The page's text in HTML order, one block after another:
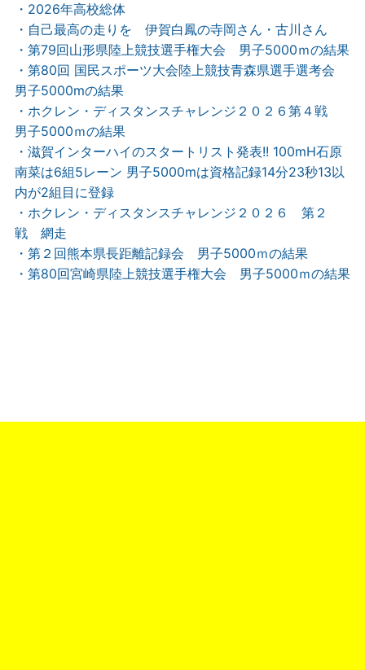
・2026年高校総体
・自己最高の走りを 伊賀白鳳の寺岡さん・古川さん
・第79回山形県陸上競技選手権大会 男子5000ｍの結果
・第80回 国民スポーツ大会陸上競技青森県選手選考会
男子5000mの結果
・ホクレン・ディスタンスチャレンジ２０２６第４戦
男子5000ｍの結果
・滋賀インターハイのスタートリスト発表!! 100mH石原
南菜は6組5レーン 男子5000mは資格記録14分23秒13以
内が2組目に登録
・ホクレン・ディスタンスチャレンジ２０２６ 第２
戦 網走
・第２回熊本県長距離記録会 男子5000ｍの結果
・第80回宮崎県陸上競技選手権大会 男子5000ｍの結果